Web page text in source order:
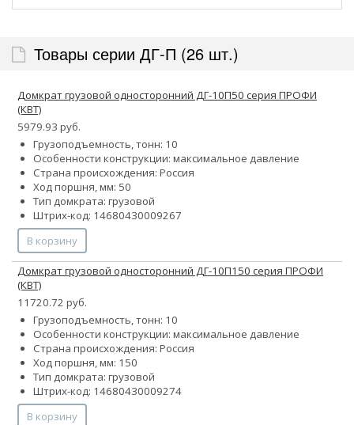
Товары серии ДГ-П (26 шт.)
Домкрат грузовой односторонний ДГ-10П50 серия ПРОФИ
(КВТ)
5979.93 руб.
Грузоподъемность, тонн: 10
Особенности конструкции: максимальное давление
Страна происхождения: Россия
Ход поршня, мм: 50
Тип домкрата: грузовой
Штрих-код: 14680430009267
В корзину
Домкрат грузовой односторонний ДГ-10П150 серия ПРОФИ
(КВТ)
11720.72 руб.
Грузоподъемность, тонн: 10
Особенности конструкции: максимальное давление
Страна происхождения: Россия
Ход поршня, мм: 150
Тип домкрата: грузовой
Штрих-код: 14680430009274
В корзину